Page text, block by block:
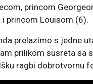
princom
princom Louisom (6).
prelazimo s jedne
prilikom susreta sa
ragbi dobrotvornu